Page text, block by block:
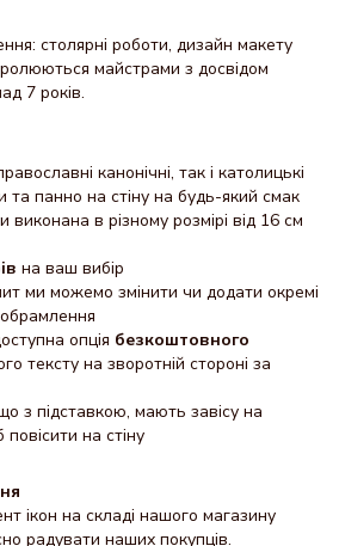
столярні роботи, дизайн макету
майстрами з досвідом
7 років.
канонічні, так і католицькі
та панно на стіну на будь-який смак
в різному розмірі від 16 см
на ваш вибір
ми можемо змінити чи додати окремі
обрамлення
опція безкоштовного
тексту на зворотній стороні за
з підставкою, мають завісу на
на стіну
ікон на складі нашого магазину
радувати наших покупців.